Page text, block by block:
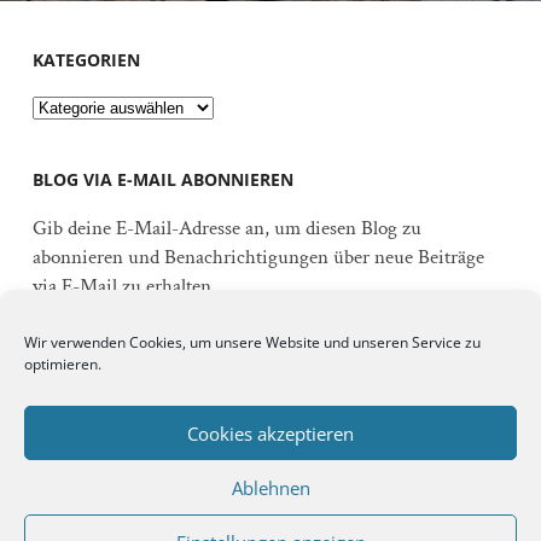
Wir verwenden Cookies, um unsere Website und unseren Service zu
optimieren.
Cookies akzeptieren
Ablehnen
KATEGORIEN
Kategorien
BLOG VIA E-MAIL ABONNIEREN
Gib deine E-Mail-Adresse an, um diesen Blog zu
abonnieren und Benachrichtigungen über neue Beiträge
via E-Mail zu erhalten.
Mail-
Adresse
Schließe dich 92 anderen Abonnenten an